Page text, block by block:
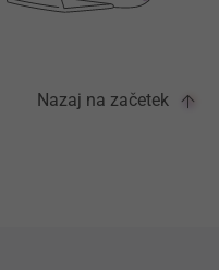
Nazaj na začetek